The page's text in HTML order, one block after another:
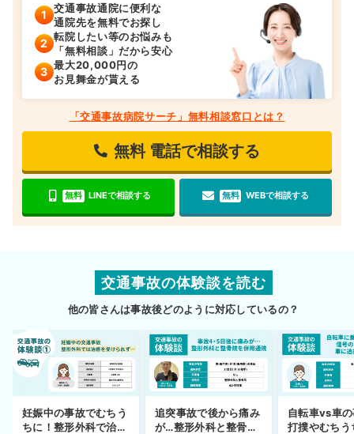
交通事故通院に便利な
通院先を無料でお探し
転院したい等のお悩みも
「無料相談」だから安心
最大20,000円の
お見舞金が貰える
「交通事故病院サーチ」無料相談窓口とは？
無料 電話で相談する
無料 LINEで相談する 無料 WEBで相談する
交通事故の体験談を読む
他の皆さんは事故後どのように対応しているの？
妊娠中の事故でむちう
ちに！整形外科で治療
追突事故で後から痛み
が…整形外科と整骨院
自転車vs車
打撲やむちう